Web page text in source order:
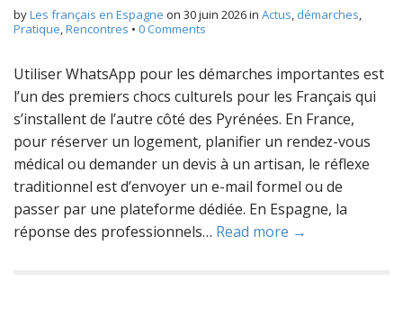
byLes français en Espagne on 30 juin 2026in Actus, démarches,
Pratique,Rencontres • 0 Comments
Utiliser WhatsApp pour les démarches importantes est
l’un des premiers chocs culturels pour les Français qui
s’installent de l’autre côté des Pyrénées. En France,
pour réserver un logement, planifier un rendez-vous
médical ou demander un devis à un artisan, le réflexe
traditionnel est d’envoyer un e-mail formel ou de
passer par une plateforme dédiée. En Espagne, la
réponse des professionnels… Read more →